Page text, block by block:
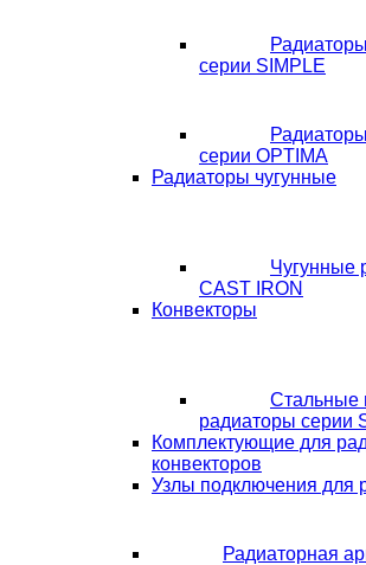
серии SIMPLE
серии OPTIMA
Радиаторы чугунные
Чугунные
CAST IRON
Конвекторы
Стальные
радиаторы серии
Комплектующие для
конвекторов
Узлы подключения для
Радиаторная